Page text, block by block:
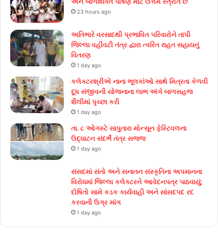
23 hours ago
અતિભારે વરસાદથી પ્રભાવિત પરિવારોને તાપી
જિલ્લા વહીવટી તંત્ર દ્વારા ત્વરિત રાહત સહાયનું
વિતરણ
1 day ago
કલેક્ટરશ્રીએ નાના ભૂલકાંઓ સાથે મિત્રતા કેળવી
દૂધ સંજીવની યોજનાના લાભ અંગે બાળસહજ
શૈલીમાં પૃચ્છા કરી
1 day ago
તા. ૮ ઓગસ્ટે સાપુતારા મોન્સૂન ફેસ્ટિવલના
ઉદ્ઘાટન સંદર્ભે તંત્ર સજ્જ
1 day ago
સંસદમાં સંતો અને સનાતન સંસ્કૃતિના અપમાનના
વિરોધમાં જિલ્લા કલેક્ટરને આવેદનપત્ર પાઠવાયું;
દોષિતો સામે કડક કાર્યવાહી અને સાંસદપદ રદ
કરવાની ઉગ્ર માંગ
1 day ago